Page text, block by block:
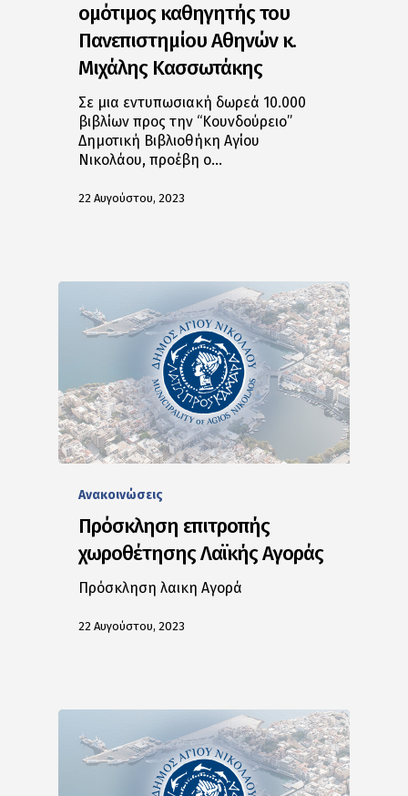
ομότιμος καθηγητής του
Πανεπιστημίου Αθηνών κ.
Μιχάλης Κασσωτάκης
Σε μια εντυπωσιακή δωρεά 10.000
βιβλίων προς την “Κουνδούρειο”
Δημοτική Βιβλιοθήκη Αγίου
Νικολάου, προέβη ο…
22 Αυγούστου, 2023
Ανακοινώσεις
Πρόσκληση επιτροπής
χωροθέτησης Λαϊκής Αγοράς
Πρόσκληση λαικη Αγορά
22 Αυγούστου, 2023